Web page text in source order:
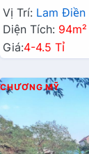
Liên Xã
Vị Trí: Lam Điền
Diện Tích: 94m²
Giá:4-4.5 Tỉ
CHƯƠNG MỸ